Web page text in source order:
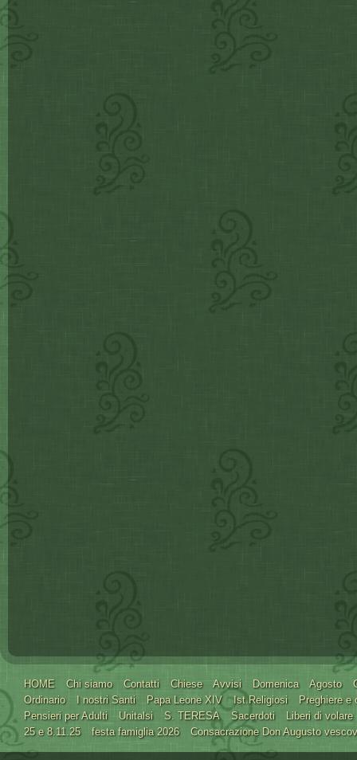
HOME Chi siamo Contatti Chiese Avvisi Domenica Agosto
Ordinario
I nostri Santi Papa Leone XIV Ist.Religiosi
Preghiere e
Pensieri per Adulti
Unitalsi S. TERESA Sacerdoti
Liberi di volare
25 e 8.11.25
festa famiglia 2026 Consacrazione Don Augusto